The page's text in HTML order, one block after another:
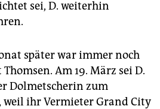
sei, D. weiterhin
später war immer noch
Am 19. März sei D.
Dolmetscherin zum
weil ihr Vermieter Grand City